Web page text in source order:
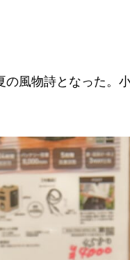
風物詩となった。